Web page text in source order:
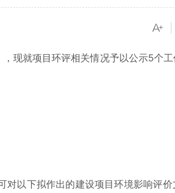
就项目环评相关情况予以公示5个
以下拟作出的建设项目环境影响评价